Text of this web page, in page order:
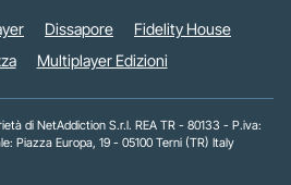
Dissapore
Fidelity House
Multiplayer Edizioni
di NetAddiction S.r.l. REA TR - 80133 - P.iva:
Piazza Europa, 19 - 05100 Terni (TR) Italy